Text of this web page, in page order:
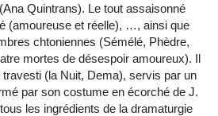
Quintrans). Le tout assaisonné
(amoureuse et réelle), …, ainsi que
chtoniennes (Sémélé, Phèdre,
mortes de désespoir amoureux). Il
(la Nuit, Dema), servis par un
par son costume en écorché de J.
les ingrédients de la dramaturgie